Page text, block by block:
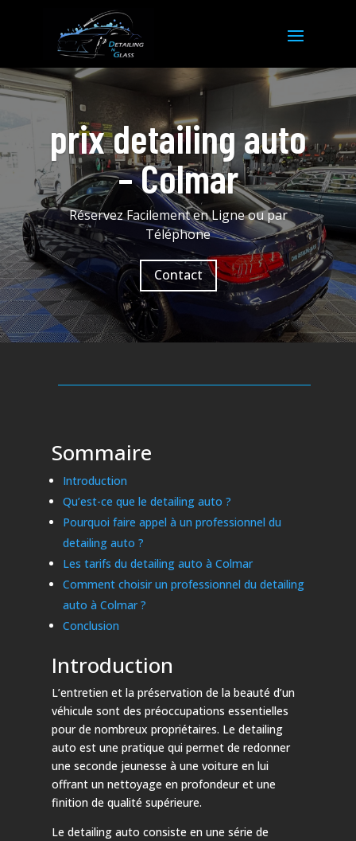
prix detailing auto
– Colmar
Réservez Facilement en Ligne ou par
Téléphone
Contact
Sommaire
Introduction
Qu’est-ce que le detailing auto ?
Pourquoi faire appel à un professionnel du
detailing auto ?
Les tarifs du detailing auto à Colmar
Comment choisir un professionnel du detailing
auto à Colmar ?
Conclusion
Introduction
L’entretien et la préservation de la beauté d’un
véhicule sont des préoccupations essentielles
pour de nombreux propriétaires. Le detailing
auto est une pratique qui permet de redonner
une seconde jeunesse à une voiture en lui
offrant un nettoyage en profondeur et une
finition de qualité supérieure.
Le detailing auto consiste en une série de